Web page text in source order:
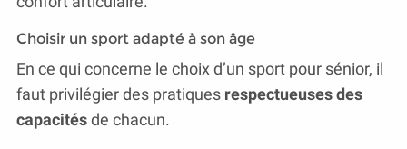
Choisir un sport adapté à son âge
En ce qui concerne le choix d’un sport pour sénior, il
faut privilégier des pratiques respectueuses des
capacitésde chacun.